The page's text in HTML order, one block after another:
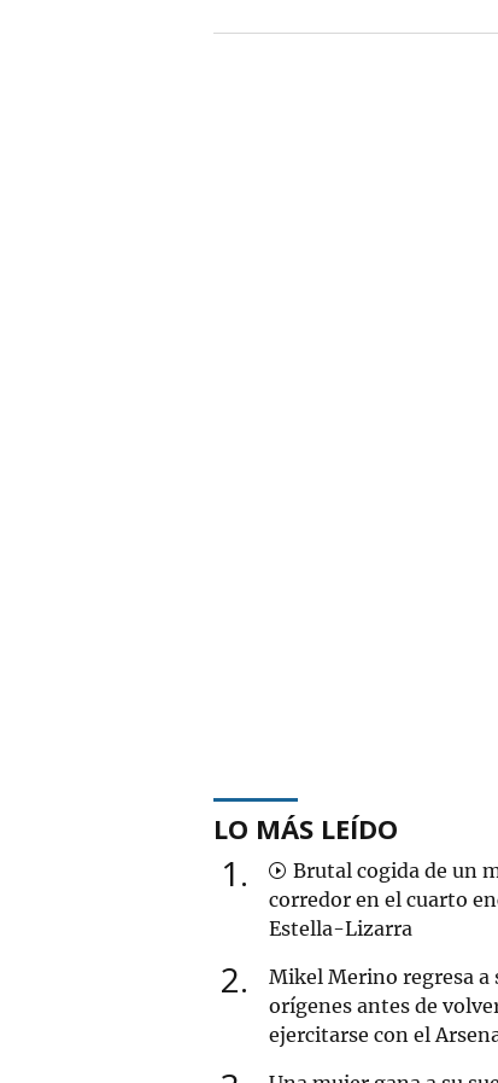
LO MÁS LEÍDO
1
Brutal cogida de un
corredor en el cuarto
Estella-Lizarra
2
Mikel Merino regresa a
orígenes antes de
ejercitarse con el